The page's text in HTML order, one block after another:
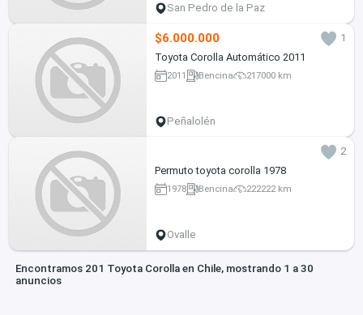
San Pedro de la Paz
$6.000.000
1
Toyota Corolla Automático 2011
2011 Bencina 217000 km
Peñalolén
2
Permuto toyota corolla 1978
1978 Bencina 222222 km
Ovalle
Encontramos 201 Toyota Corolla en Chile, mostrando 1 a 30
anuncios